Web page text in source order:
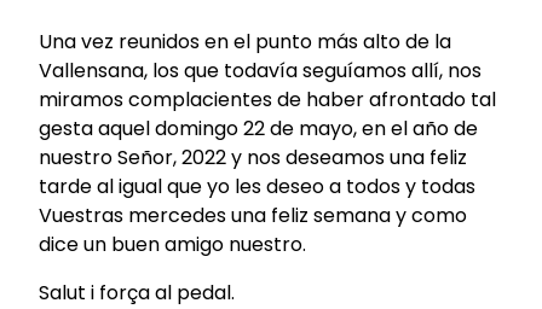
Una vez reunidos en el punto más alto de la
Vallensana, los que todavía seguíamos allí, nos
miramos complacientes de haber afrontado tal
gesta aquel domingo 22 de mayo, en el año de
nuestro Señor, 2022 y nos deseamos una feliz
tarde al igual que yo les deseo a todos y todas
Vuestras mercedes una feliz semana y como
dice un buen amigo nuestro.
Salut i força al pedal.